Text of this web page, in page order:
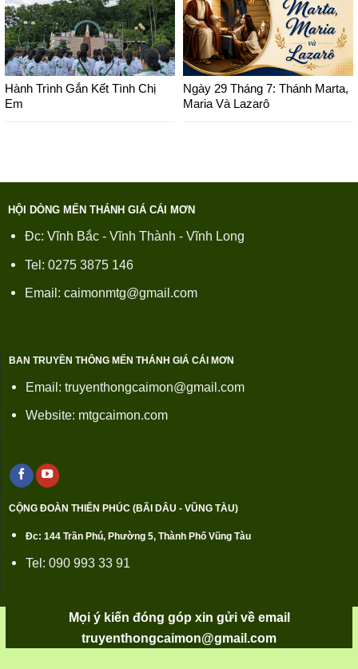
Hành Trình Gắn Kết Tình Chị
Em
Ngày 29 Tháng 7: Thánh Marta,
Maria Và Lazarô
HỘI DÒNG MẾN THÁNH GIÁ CÁI MƠN
Đc: Vĩnh Bắc - Vĩnh Thành - Vĩnh Long
Tel: 0275 3875 146
Email: caimonmtg@gmail.com
BAN TRUYỀN THÔNG MẾN THÁNH GIÁ CÁI MƠN
Email: truyenthongcaimon@gmail.com
Website: mtgcaimon.com
CỘNG ĐOÀN THIÊN PHÚC (BÃI DÂU - VŨNG TÀU)
Đc: 144 Trần Phú, Phường 5, Thành Phố Vũng Tàu
Tel: 090 993 33 91
Mọi ý kiến đóng góp xin gửi về email
truyenthongcaimon@gmail.com